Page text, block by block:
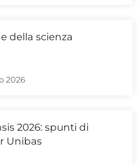
della scienza
2026
2026: spunti di
Unibas